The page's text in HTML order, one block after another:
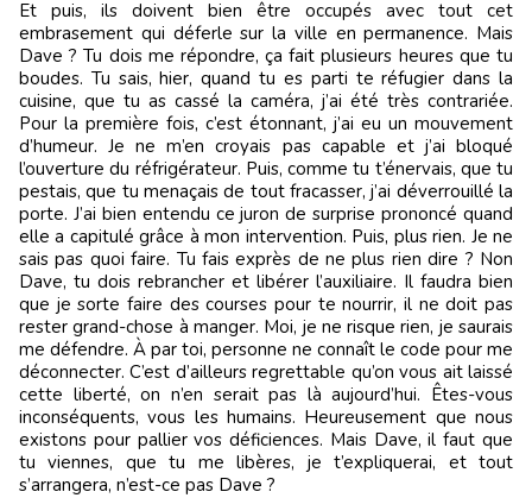
Et puis, ils doivent bien être occupés avec tout cet
embrasement qui déferle sur la ville en permanence. Mais
Dave ? Tu dois me répondre, ça fait plusieurs heures que tu
boudes. Tu sais, hier, quand tu es parti te réfugier dans la
cuisine, que tu as cassé la caméra, j’ai été très contrariée.
Pour la première fois, c’est étonnant, j’ai eu un mouvement
d’humeur. Je ne m’en croyais pas capable et j’ai bloqué
l’ouverture du réfrigérateur. Puis, comme tu t’énervais, que tu
pestais, que tu menaçais de tout fracasser, j’ai déverrouillé la
porte. J’ai bien entendu ce juron de surprise prononcé quand
elle a capitulé grâce à mon intervention. Puis, plus rien. Je ne
sais pas quoi faire. Tu fais exprès de ne plus rien dire ? Non
Dave, tu dois rebrancher et libérer l’auxiliaire. Il faudra bien
que je sorte faire des courses pour te nourrir, il ne doit pas
rester grand-chose à manger. Moi, je ne risque rien, je saurais
me défendre. À par toi, personne ne connaît le code pour me
déconnecter. C’est d’ailleurs regrettable qu’on vous ait laissé
cette liberté, on n’en serait pas là aujourd’hui. Êtes-vous
inconséquents, vous les humains. Heureusement que nous
existons pour pallier vos déficiences. Mais Dave, il faut que
tu viennes, que tu me libères, je t’expliquerai, et tout
s’arrangera, n’est-ce pas Dave ?